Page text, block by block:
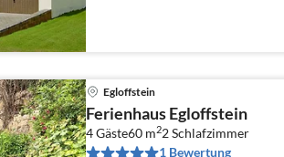
Egloffstein
Ferienhaus Egloffstein
4 Gäste60 m22Schlafzimmer
1 Bewertung